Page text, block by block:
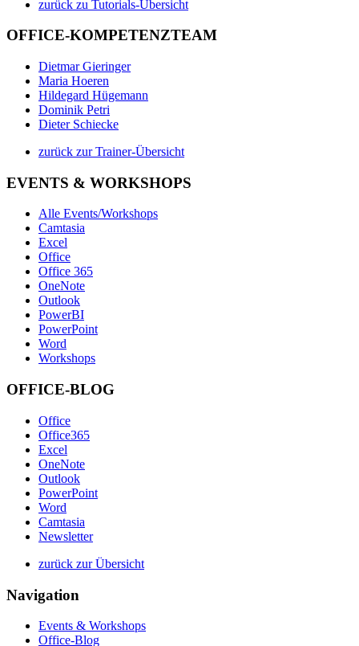
zurück zu Tutorials-Übersicht
OFFICE-KOMPETENZTEAM
Dietmar Gieringer
Maria Hoeren
Hildegard Hügemann
Dominik Petri
Dieter Schiecke
zurück zur Trainer-Übersicht
EVENTS & WORKSHOPS
Alle Events/Workshops
Camtasia
Excel
Office
Office 365
OneNote
Outlook
PowerBI
PowerPoint
Word
Workshops
OFFICE-BLOG
Office
Office365
Excel
OneNote
Outlook
PowerPoint
Word
Camtasia
Newsletter
zurück zur Übersicht
Navigation
Events & Workshops
Office-Blog